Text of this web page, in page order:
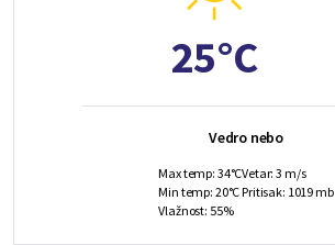
25°C
Vedro nebo
Max temp: 34°C
Min temp: 20°C
Vlažnost: 55%
Vetar: 3 m/s
Pritisak: 1019 mb